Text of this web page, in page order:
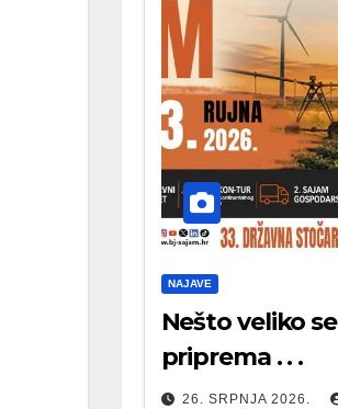
NAJAVE
Nešto veliko se
priprema . . .
26. SRPNJA 2026.